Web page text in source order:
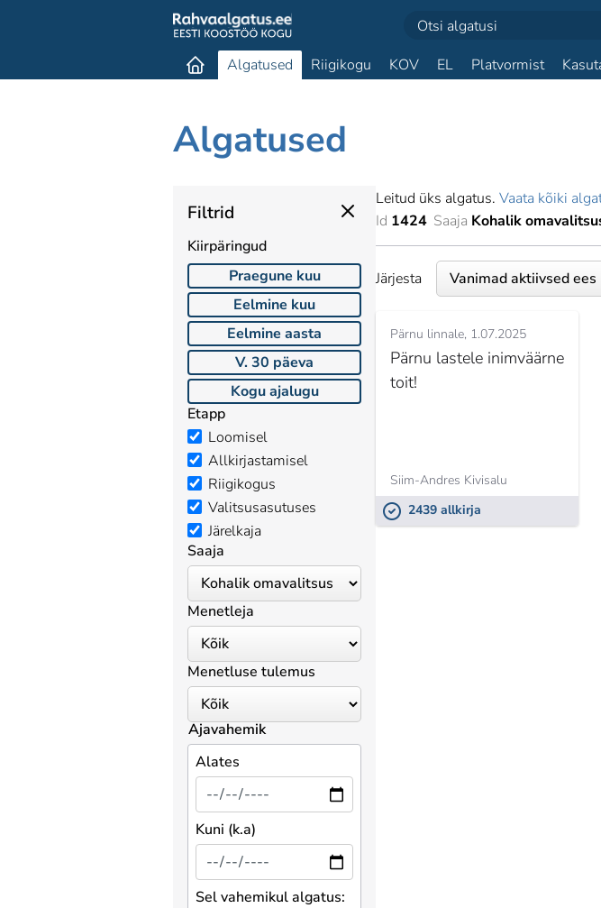
Algatused Riigikogu KOV EL Platvormist
Algatused
Filtrid
Kiirpäringud
Praegune kuu
Eelmine kuu
Eelmine aasta
V. 30 päeva
Kogu ajalugu
Etapp
Loomisel
Allkirjastamisel
Riigikogus
Valitsusasutuses
Järelkaja
Saaja
Menetleja
Menetluse tulemus
Ajavahemik
Alates
Kuni (k.a)
Sel vahemikul algatus:
Leitud üks algatus. Vaata kõiki
Id 1424 Saaja Kohalik
Järjesta
Pärnu linnale 1.07.2025
Pärnu lastele inimväärne
toit!
Siim-Andres Kivisalu
2439 allkirja